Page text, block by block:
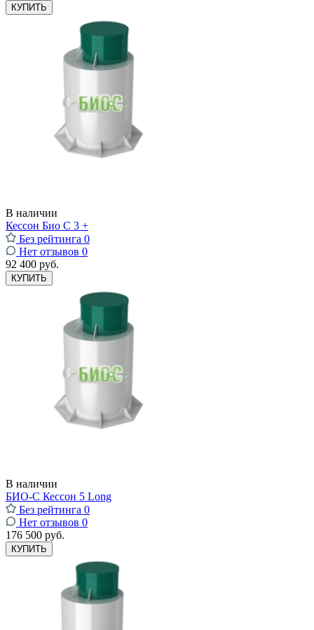
КУПИТЬ
В наличии
Кессон Био С 3 +
Без рейтинга 0
Нет отзывов 0
92 400 руб.
КУПИТЬ
В наличии
БИО-С Кессон 5 Long
Без рейтинга 0
Нет отзывов 0
176 500 руб.
КУПИТЬ